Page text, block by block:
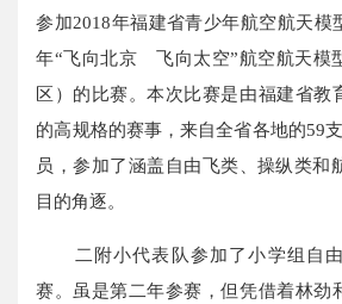
参加2018年福建省青少年航空航天模
年“飞向北京 飞向太空”航空航天模
区）的比赛。本次比赛是由福建省教
的高规格的赛事，来自全省各地的59
员，参加了涵盖自由飞类、操纵类和
目的角逐。
二附小代表队参加了小学组自由
赛。虽是第二年参赛，但凭借着林劲